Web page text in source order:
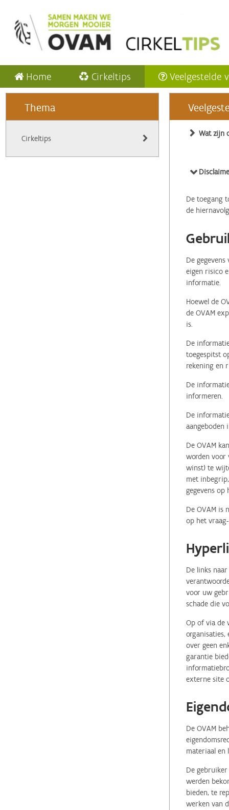
Home Cirkeltips Veelgestelde
Thema
Cirkeltips
Wat zijn
De toegang
de
De
eigen risico
informatie.
Hoewel de
de OVAM
is.
De
toegespitst
rekening en
De
informeren.
De
aangeboden
De OVAM
worden voor
winst) te
met
gegevens
De OVAM is
op het
De links
voor uw
schade die
Op of via de
organisaties,
over geen
garantie
externe site
De OVAM
materiaal en
De
werden
bieden, te
werken van